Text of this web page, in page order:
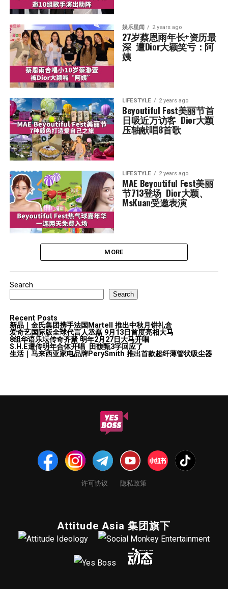
娱乐星闻 2 years ago
27岁蔡恩雨年长+资历最
深  遭Dior大颖笑亏：阿
姨
LIFESTYLE 2 years ago
Beyoutiful Fest美丽节首
日吸近万访客  Dior大颖
压轴献唱8首歌
LIFESTYLE 2 years ago
MAE Beyoutiful Fest美丽
节713登场  Dior大颖、
MsKuan受邀表演
MORE
Search
Search
Recent Posts
新品｜金氏集团携手法国Martell 推出中秋月饼礼盒
爱奇艺国际版全球代言人丞磊 9月13日首度亮相大马
8组华语乐坛传奇⻬聚 明年2月27日大马开唱
S.H.E遭传明年合体开唱 田馥甄3字回应了
生活｜马来西亚家电品牌PerySmith 推出首款超纤薄管状吸尘器
许可协议 隐私政策
Attitude Asia 集团旗下